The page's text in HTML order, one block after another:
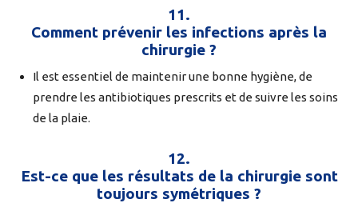
11.
Comment prévenir les infections après la
chirurgie ?
Il est essentiel de maintenir une bonne hygiène, de
prendre les antibiotiques prescrits et de suivre les soins
de la plaie.
12.
Est-ce que les résultats de la chirurgie sont
toujours symétriques ?